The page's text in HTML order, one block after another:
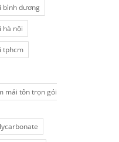
bình dương
hà nội
tphcm
mái tôn trọn gói